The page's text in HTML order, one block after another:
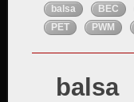
balsa BEC
PET
PWM
balsa